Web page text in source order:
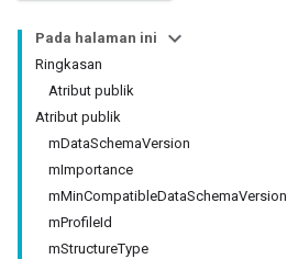
Pada halaman ini
Ringkasan
Atribut publik
Atribut publik
mDataSchemaVersion
mImportance
mMinCompatibleDataSchemaVersion
mProfileId
mStructureType